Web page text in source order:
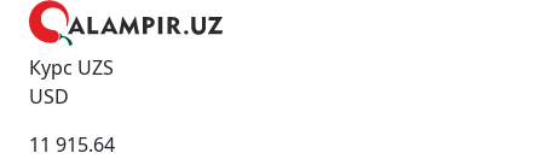
Курс UZS
USD
11 915.64